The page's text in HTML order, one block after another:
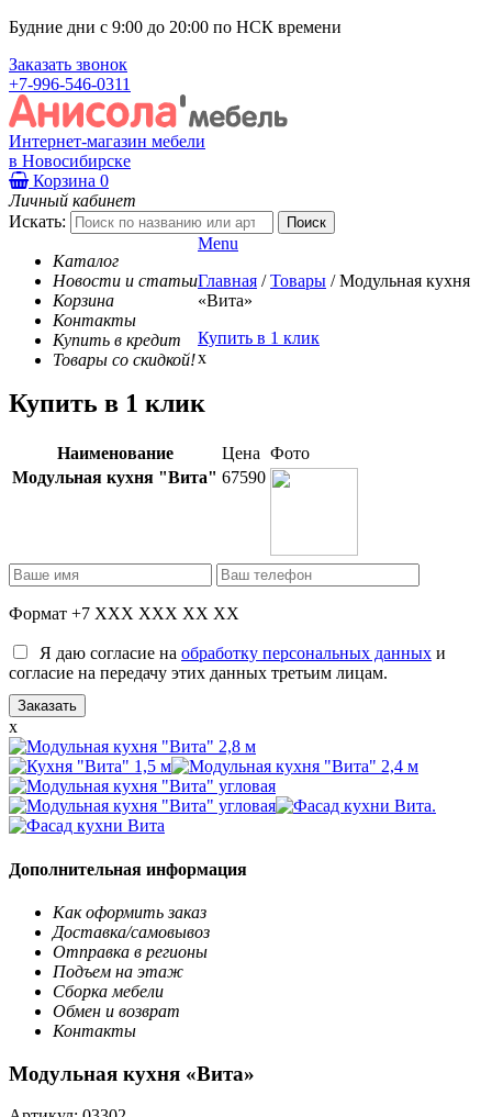
Будние дни с 9:00 до 20:00 по НСК времени
Заказать звонок
+7-996-546-0311
Интернет-магазин мебели
в Новосибирске
Корзина 0
Личный кабинет
Искать:
Каталог
Новости и статьи
Корзина
Контакты
Купить в кредит
Товары со скидкой!
Menu
Главная / Товары / Модульная кухня
«Вита»
Купить в 1 клик
x
Купить в 1 клик
Наименование Цена Фото
Модульная кухня "Вита" 67590
Формат +7 XXX XXX XX XX
Я даю согласие на обработку персональных данных и
согласие на передачу этих данных третьим лицам.
x
Дополнительная информация
Как оформить заказ
Доставка/самовывоз
Отправка в регионы
Подъем на этаж
Сборка мебели
Обмен и возврат
Контакты
Модульная кухня «Вита»